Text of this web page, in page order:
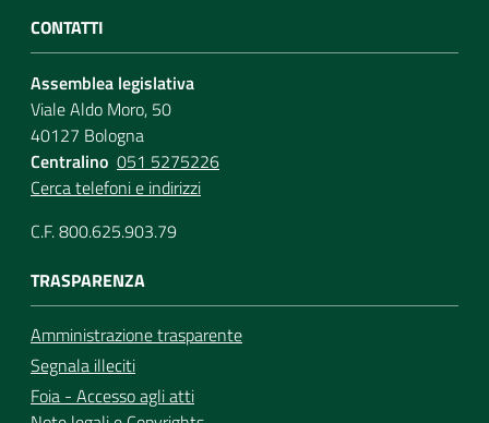
CONTATTI
Assemblea legislativa
Viale Aldo Moro, 50
40127 Bologna
Centralino 051 5275226
Cerca telefoni e indirizzi
C.F. 800.625.903.79
TRASPARENZA
Amministrazione trasparente
Segnala illeciti
Foia - Accesso agli atti